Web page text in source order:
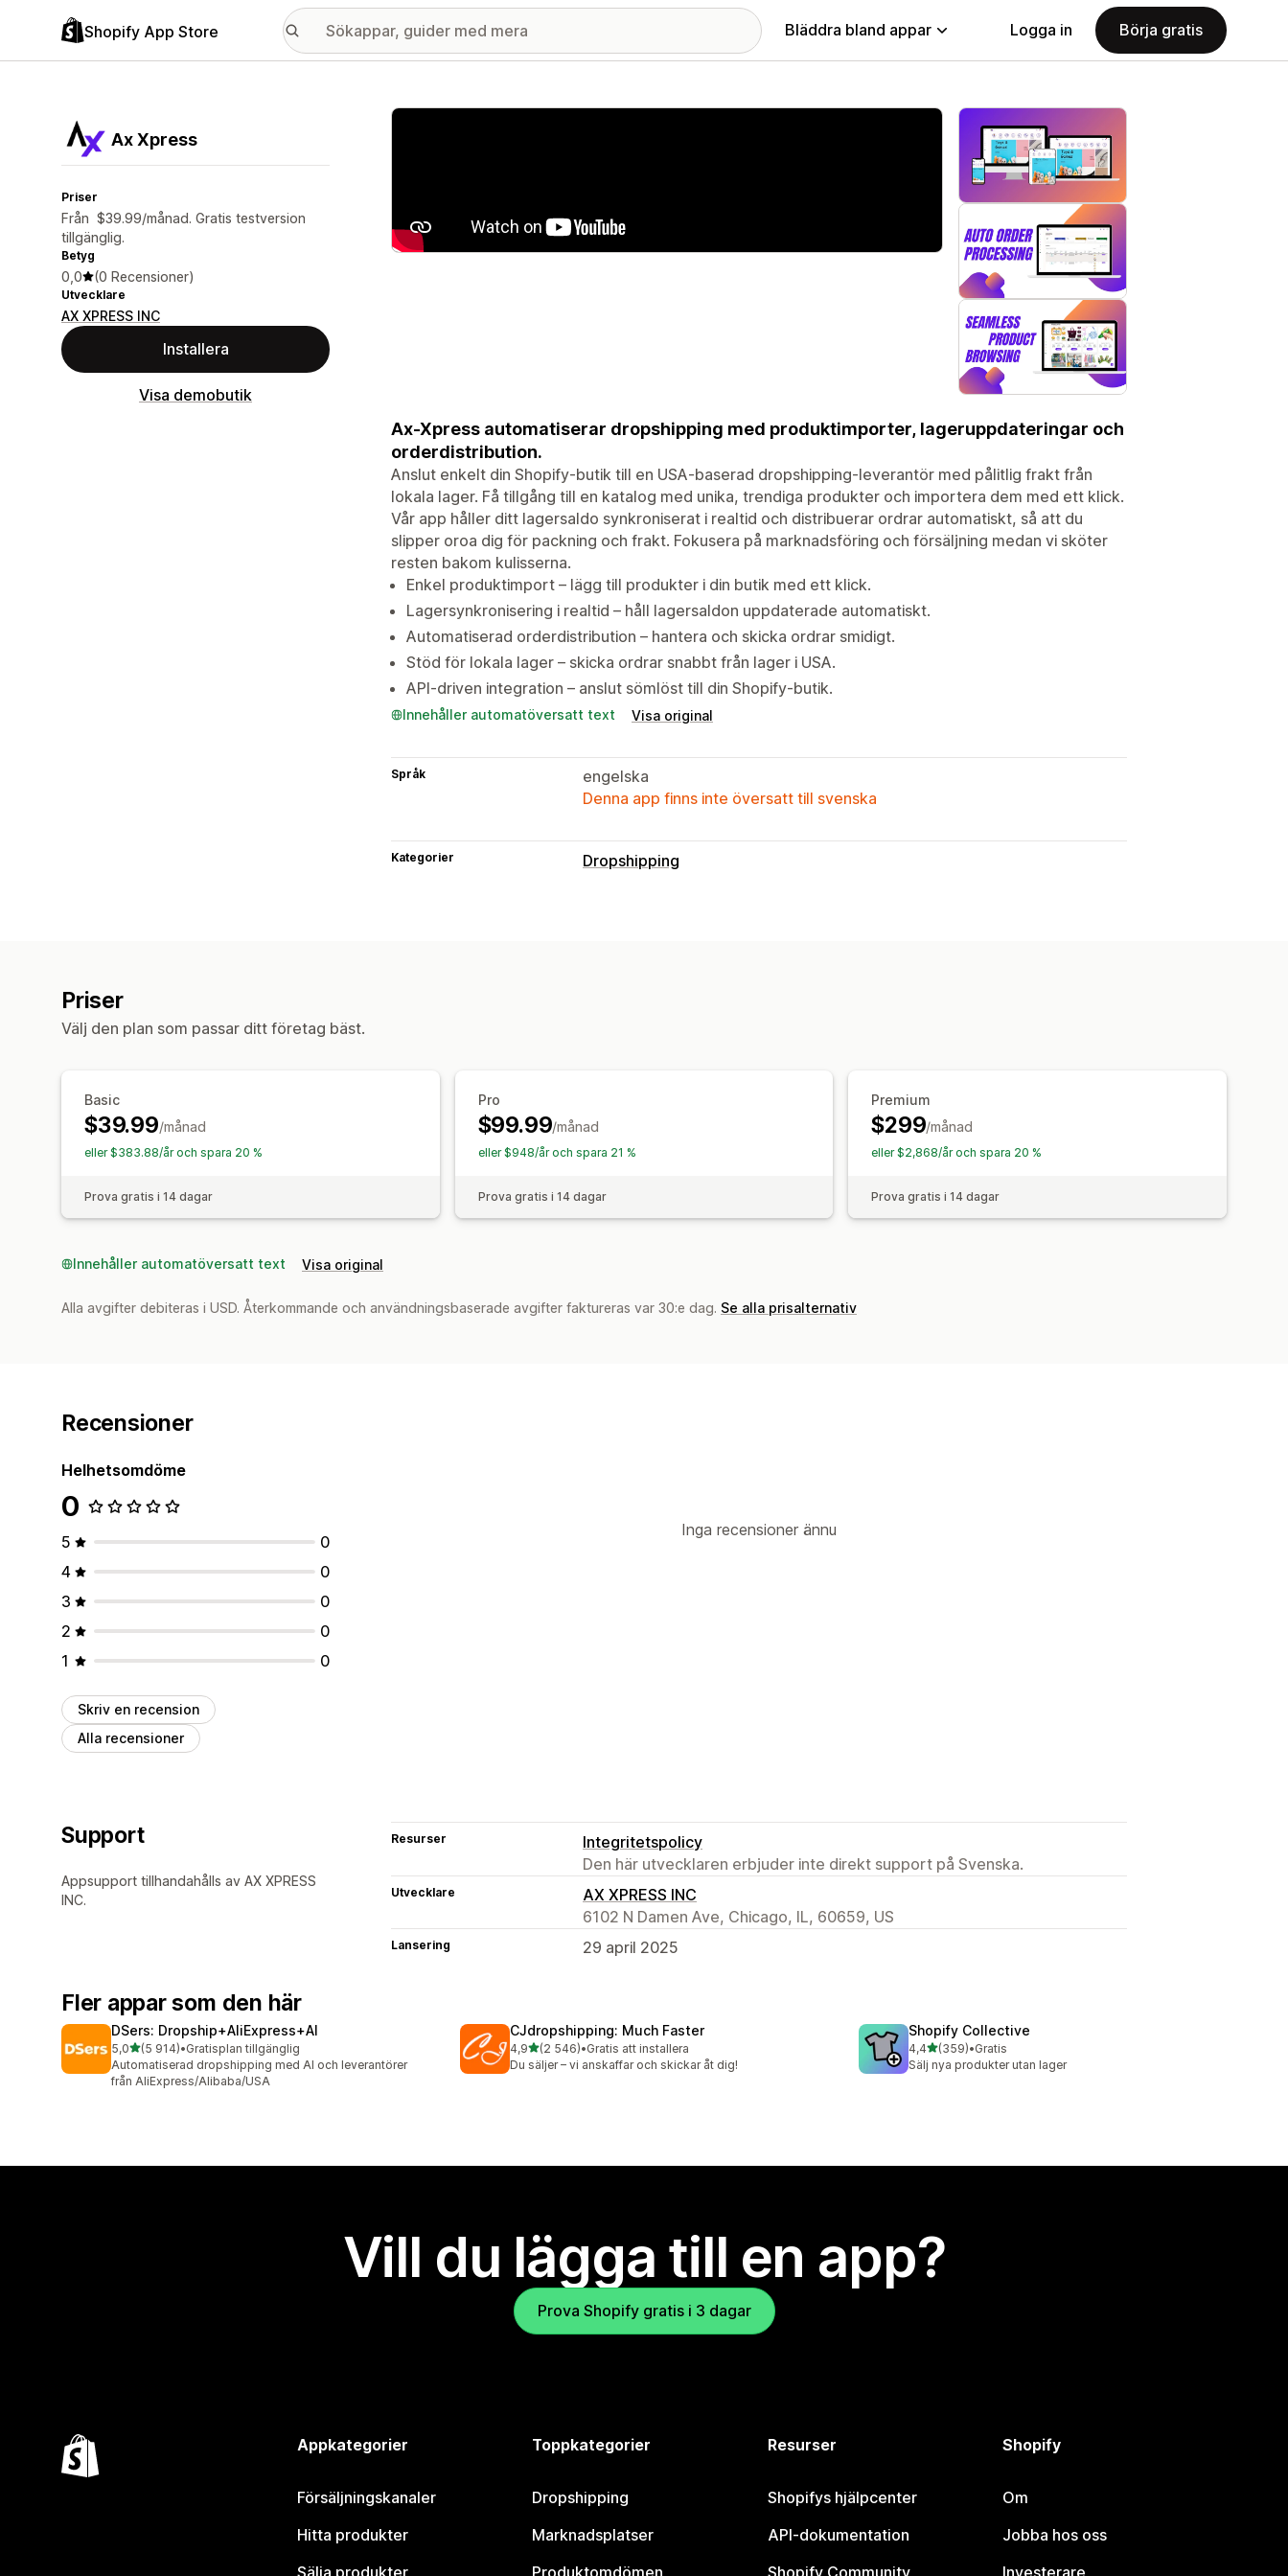
Shopify App Store Bläddra bland appar Logga in Börja gratis
Ax Xpress
Priser
Från $39.99/månad. Gratis testversion
tillgänglig.
Betyg
0,0 (0 Recensioner)
Utvecklare
AX XPRESS INC
Installera
Visa demobutik
Galleri med utvalda bilder
Ax-Xpress automatiserar dropshipping med produktimporter, lageruppdateringar och
orderdistribution.
Anslut enkelt din Shopify-butik till en USA-baserad dropshipping-leverantör med pålitlig frakt från
lokala lager. Få tillgång till en katalog med unika, trendiga produkter och importera dem med ett klick.
Vår app håller ditt lagersaldo synkroniserat i realtid och distribuerar ordrar automatiskt, så att du
slipper oroa dig för packning och frakt. Fokusera på marknadsföring och försäljning medan vi sköter
resten bakom kulisserna.
Enkel produktimport – lägg till produkter i din butik med ett klick.
Lagersynkronisering i realtid – håll lagersaldon uppdaterade automatiskt.
Automatiserad orderdistribution – hantera och skicka ordrar smidigt.
Stöd för lokala lager – skicka ordrar snabbt från lager i USA.
API-driven integration – anslut sömlöst till din Shopify-butik.
Innehåller automatöversatt text Visa original
Språk
engelska
Denna app finns inte översatt till svenska
Kategorier Dropshipping
Priser
Välj den plan som passar ditt företag bäst.
Basic
$39.99/månad
eller $383.88/år och spara 20 %
Prova gratis i 14 dagar
Pro
$99.99/månad
eller $948/år och spara 21 %
Prova gratis i 14 dagar
Premium
$299/månad
eller $2,868/år och spara 20 %
Prova gratis i 14 dagar
Innehåller automatöversatt text Visa original
Alla avgifter debiteras i USD. Återkommande och användningsbaserade avgifter faktureras var 30:e dag. Se alla prisalternativ
Recensioner
Helhetsomdöme
0
5
0
4
0
3
0
2
0
1
0
Skriv en recension
Alla recensioner
Inga recensioner ännu
Support
Appsupport tillhandahålls av AX XPRESS
INC.
Resurser
Integritetspolicy
Den här utvecklaren erbjuder inte direkt support på Svenska.
Utvecklare
AX XPRESS INC
6102 N Damen Ave, Chicago, IL, 60659, US
Lansering 29 april 2025
Fler appar som den här
DSers: Dropship+AliExpress+AI
5,0av 5 stjärnor
(5 914)
5914 recensioner totalt
•Gratisplan tillgänglig
Automatiserad dropshipping med AI och leverantörer
från AliExpress/Alibaba/USA
CJdropshipping: Much Faster
4,9av 5 stjärnor
(2 546)
2546 recensioner totalt
•Gratis att installera
Du säljer – vi anskaffar och skickar åt dig!
Shopify Collective
4,4av 5 stjärnor
(359)
359 recensioner totalt
•Gratis
Sälj nya produkter utan lager
Vill du lägga till en app?
Prova Shopify gratis i 3 dagar
Appkategorier
Försäljningskanaler
Hitta produkter
Sälja produkter
Toppkategorier
Dropshipping
Marknadsplatser
Produktomdömen
Resurser
Shopifys hjälpcenter
API-dokumentation
Shopify Community
Shopify
Om
Jobba hos oss
Investerare